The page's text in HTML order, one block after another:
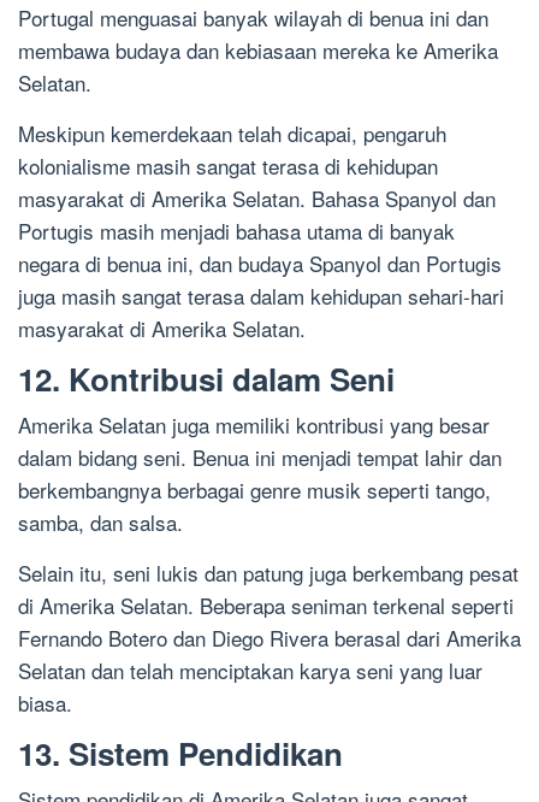
Portugal menguasai banyak wilayah di benua ini dan
membawa budaya dan kebiasaan mereka ke Amerika
Selatan.
Meskipun kemerdekaan telah dicapai, pengaruh
kolonialisme masih sangat terasa di kehidupan
masyarakat di Amerika Selatan. Bahasa Spanyol dan
Portugis masih menjadi bahasa utama di banyak
negara di benua ini, dan budaya Spanyol dan Portugis
juga masih sangat terasa dalam kehidupan sehari-hari
masyarakat di Amerika Selatan.
12. Kontribusi dalam Seni
Amerika Selatan juga memiliki kontribusi yang besar
dalam bidang seni. Benua ini menjadi tempat lahir dan
berkembangnya berbagai genre musik seperti tango,
samba, dan salsa.
Selain itu, seni lukis dan patung juga berkembang pesat
di Amerika Selatan. Beberapa seniman terkenal seperti
Fernando Botero dan Diego Rivera berasal dari Amerika
Selatan dan telah menciptakan karya seni yang luar
biasa.
13. Sistem Pendidikan